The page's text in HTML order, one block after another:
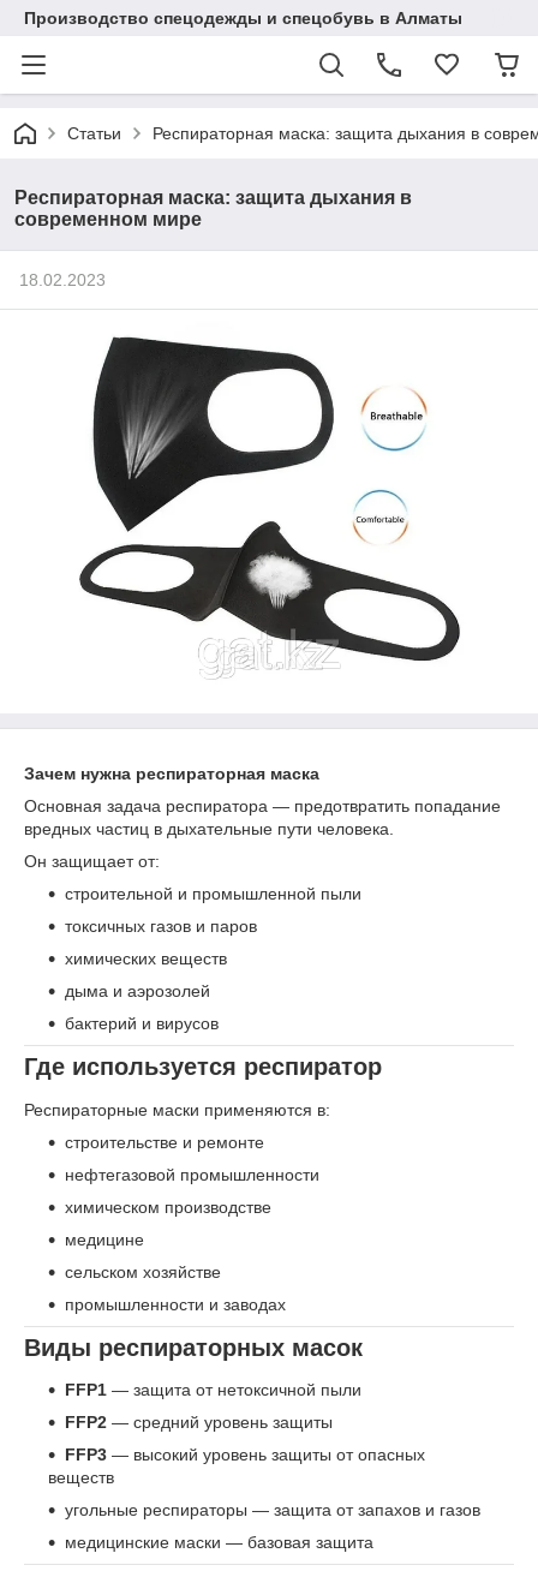
Производство спецодежды и спецобувь в Алматы
Статьи Респираторная маска: защита дыхания в
Респираторная маска: защита дыхания в
современном мире
18.02.2023
Зачем нужна респираторная маска
Основная задача респиратора — предотвратить попадание
вредных частиц в дыхательные пути человека.
Он защищает от:
строительной и промышленной пыли
токсичных газов и паров
химических веществ
дыма и аэрозолей
бактерий и вирусов
Где используется респиратор
Респираторные маски применяются в:
строительстве и ремонте
нефтегазовой промышленности
химическом производстве
медицине
сельском хозяйстве
промышленности и заводах
Виды респираторных масок
FFP1 — защита от нетоксичной пыли
FFP2 — средний уровень защиты
FFP3 — высокий уровень защиты от опасных
веществ
угольные респираторы — защита от запахов и газов
медицинские маски — базовая защита